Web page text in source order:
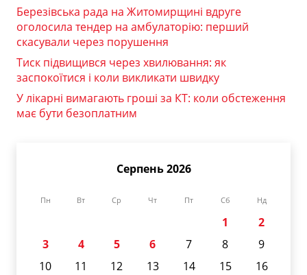
Березівська рада на Житомирщині вдруге
оголосила тендер на амбулаторію: перший
скасували через порушення
Тиск підвищився через хвилювання: як
заспокоїтися і коли викликати швидку
У лікарні вимагають гроші за КТ: коли обстеження
має бути безоплатним
Серпень 2026
Пн Вт Ср Чт Пт Сб Нд
1
2
3
4 5 6 7 8
9
10
11 12 13 14 15
16